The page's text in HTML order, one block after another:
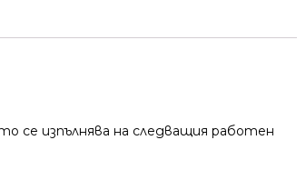
се изпълнява на следващия работен